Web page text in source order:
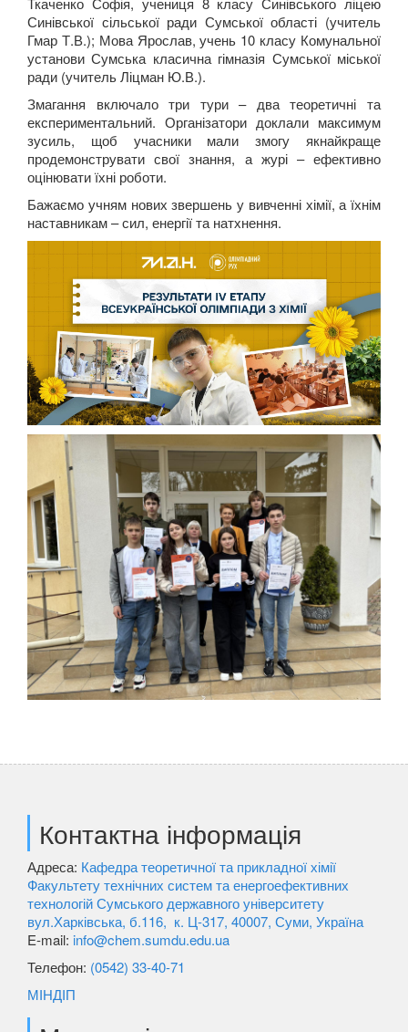
Синівської сільської ради Сумської області (учитель
Гмар Т.В.); Мова Ярослав, учень 10 класу Комунальної
установи Сумська класична гімназія Сумської міської
ради (учитель Ліцман Ю.В.).
Змагання включало три тури – два теоретичні та
експериментальний. Організатори доклали максимум
зусиль, щоб учасники мали змогу якнайкраще
продемонструвати свої знання, а журі – ефективно
оцінювати їхні роботи.
Бажаємо учням нових звершень у вивченні хімії, а їхнім
наставникам – сил, енергії та натхнення.
Контактна інформація
Адреса: Кафедра теоретичної та прикладної хімії
Факультету технічних систем та енергоефективних
технологій Сумського державного університету
вул.Харківська, б.116, к. Ц-317, 40007, Суми, Україна
E-mail: info@chem.sumdu.edu.ua
Телефон: (0542) 33-40-71
МІНДІП